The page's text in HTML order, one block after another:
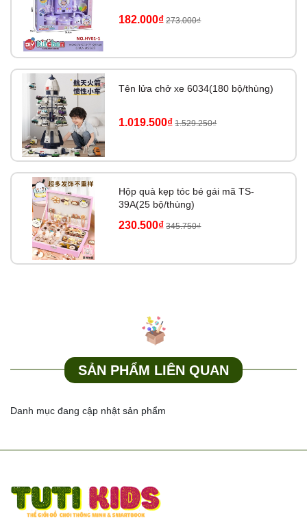
182.000₫ 273.000₫
Tên lửa chở xe 6034(180 bộ/thùng)
1.019.500₫ 1.529.250₫
Hộp quà kẹp tóc bé gái mã TS-
39A(25 bộ/thùng)
230.500₫ 345.750₫
SẢN PHẨM LIÊN QUAN
Danh mục đang cập nhật sản phẩm